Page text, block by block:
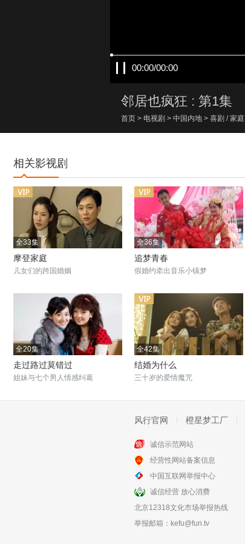
00:00/00:00
邻居也疯狂 : 第1集
首页 > 电视剧 > 中国内地 > 喜剧 / 家庭
相关影视剧
全33集
摩登家庭
儿女们的跨国婚姻
全36集
追梦青春
假婚约牵出音乐小镇梦
全20集
走过路过莫错过
姐妹与七个男人情感纠葛
全42集
结婚为什么
三十岁的爱情魔咒
全33集
杨光的夏天
风行官网 橙星梦工厂
诚信示范网站
经营性网站备案信息
中国互联网举报中心
诚信经营 放心消费
北京12318文化市场举报热线
举报邮箱： kefu@fun.tv